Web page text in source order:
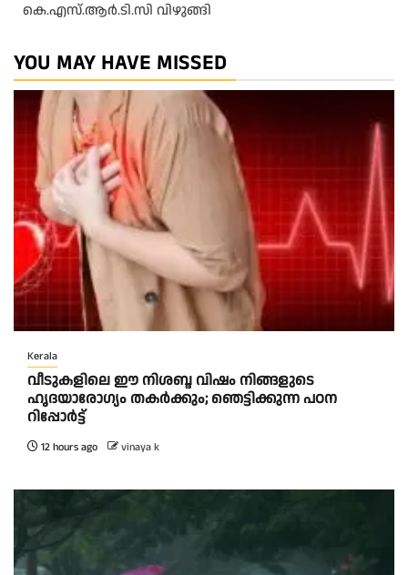
കെ.എസ്.ആർ.ടി.സി വിഴുങ്ങി
YOU MAY HAVE MISSED
Kerala
വീടുകളിലെ ഈ നിശബ്ദ വിഷം നിങ്ങളുടെ
ഹൃദയാരോഗ്യം തകർക്കും; ഞെട്ടിക്കുന്ന പഠന
റിപ്പോർട്ട്
12 hours ago vinaya k